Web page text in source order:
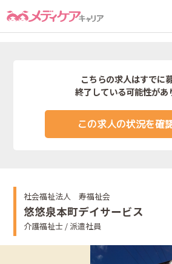
こちらの求人はすでに
終了している可能性があ
この求人の状況を確
社会福祉法人 寿福祉会
悠悠泉本町デイサービス
介護福祉士 / 派遣社員